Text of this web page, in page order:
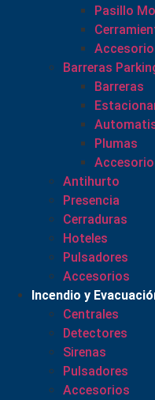
Pasillo
Barreras
Barreras
Plumas
Antihurto
Presencia
Cerraduras
Hoteles
Pulsadores
Accesorios
Incendio y
Centrales
Detectores
Sirenas
Pulsadores
Accesorios